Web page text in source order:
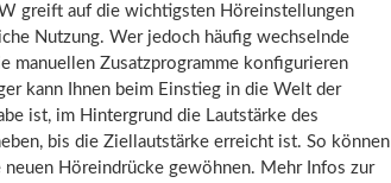
greift auf die wichtigsten Höreinstellungen
Nutzung. Wer jedoch häufig wechselnde
manuellen Zusatzprogramme konfigurieren
kann Ihnen beim Einstieg in die Welt der
ist, im Hintergrund die Lautstärke des
bis die Ziellautstärke erreicht ist. So können
neuen Höreindrücke gewöhnen. Mehr Infos zur